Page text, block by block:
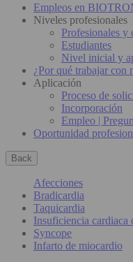
Empleos en
Niveles profesionales
Profesionales y
Estudiantes
Nivel inicial y
¿Por qué trabajar con
Aplicación
Proceso de
Incorporación
Empleo |
Oportunidad
Back
Afecciones
Bradicardia
Taquicardia
Insuficiencia cardiaca
Syncope
Infarto de miocardio